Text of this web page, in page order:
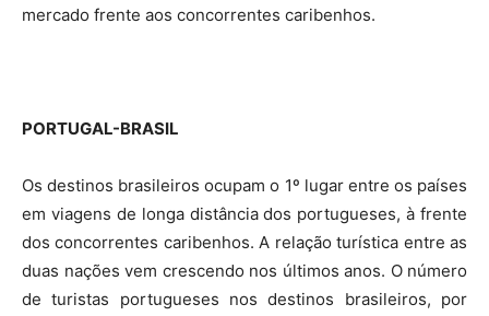
mercado frente aos concorrentes caribenhos.
PORTUGAL-BRASIL
Os destinos brasileiros ocupam o 1º lugar entre os países
em viagens de longa distância dos portugueses, à frente
dos concorrentes caribenhos. A relação turística entre as
duas nações vem crescendo nos últimos anos. O número
de turistas portugueses nos destinos brasileiros, por